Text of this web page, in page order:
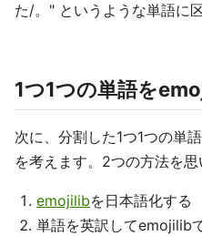
た/。" というような単語に
1つ1つの単語を
次に、分割した1つ1つの単
を考えます。2つの方法を思
emojilibを日本語化する
単語を英訳してemojilib